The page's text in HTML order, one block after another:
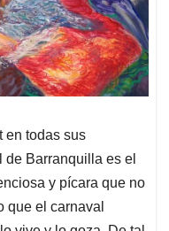
en todas sus
Barranquilla es el
y pícara que no
que el carnaval